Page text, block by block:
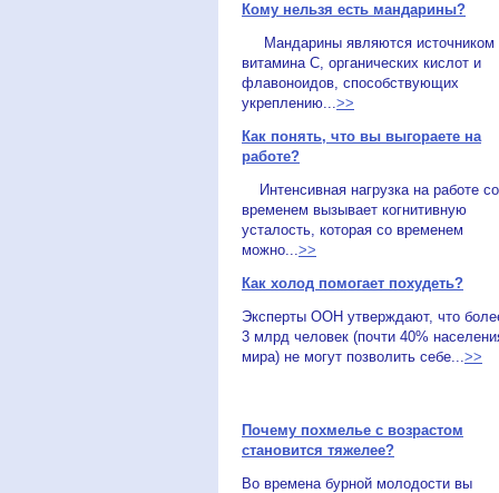
Кому нельзя есть мандарины?
Мандарины являются источником
витамина C, органических кислот и
флавоноидов, способствующих
укреплению...>>
Как понять, что вы выгораете на
работе?
Интенсивная нагрузка на работе со
временем вызывает когнитивную
усталость, которая со временем
можно...>>
Как холод помогает похудеть?
Эксперты ООН утверждают, что
3 млрд человек (почти 40%
мира) не могут позволить себе...>>
Почему похмелье с возрастом
становится тяжелее?
Во времена бурной молодости вы